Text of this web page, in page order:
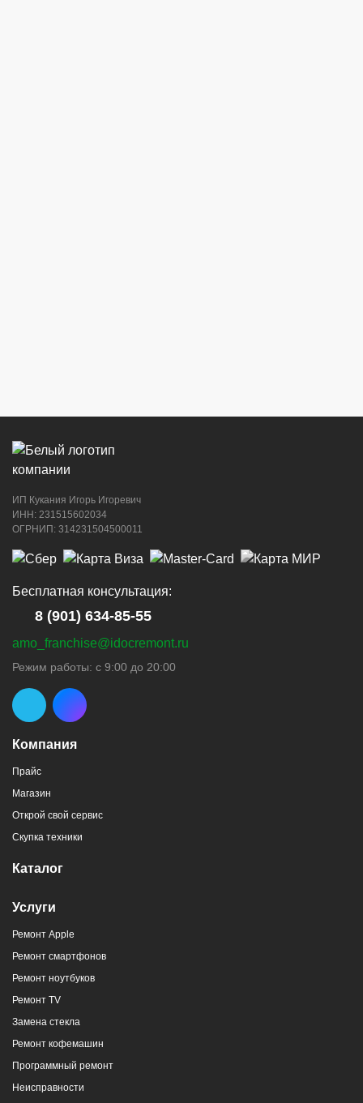
ИП Кукания Игорь Игоревич
ИНН: 231515602034
ОГРНИП: 314231504500011
Компания
Прайс
Магазин
Открой свой сервис
Скупка техники
Каталог
Услуги
Ремонт Apple
Ремонт смартфонов
Ремонт ноутбуков
Ремонт TV
Замена стекла
Ремонт кофемашин
Программный ремонт
Неисправности
Бесплатная консультация:
8 (901) 634-85-55
amo_franchise@idocremont.ru
Режим работы: с 9:00 до 20:00